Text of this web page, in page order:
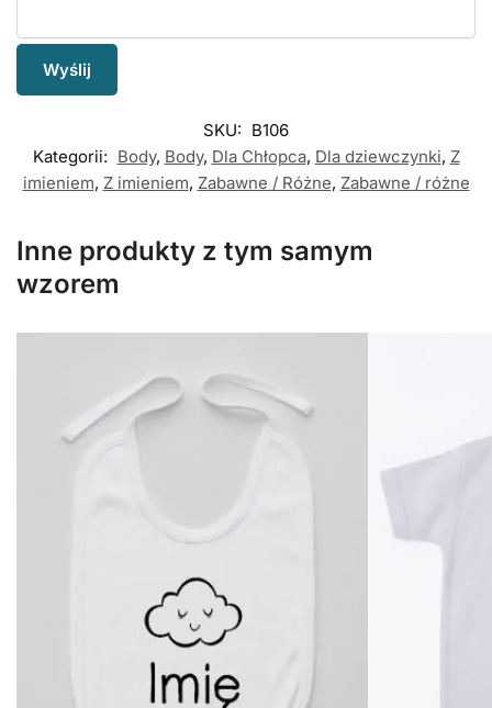
SKU: B106
Kategorii: Body, Body, Dla Chłopca, Dla dziewczynki, Z
imieniem, Z imieniem, Zabawne / Różne, Zabawne / różne
Inne produkty z tym samym
wzorem